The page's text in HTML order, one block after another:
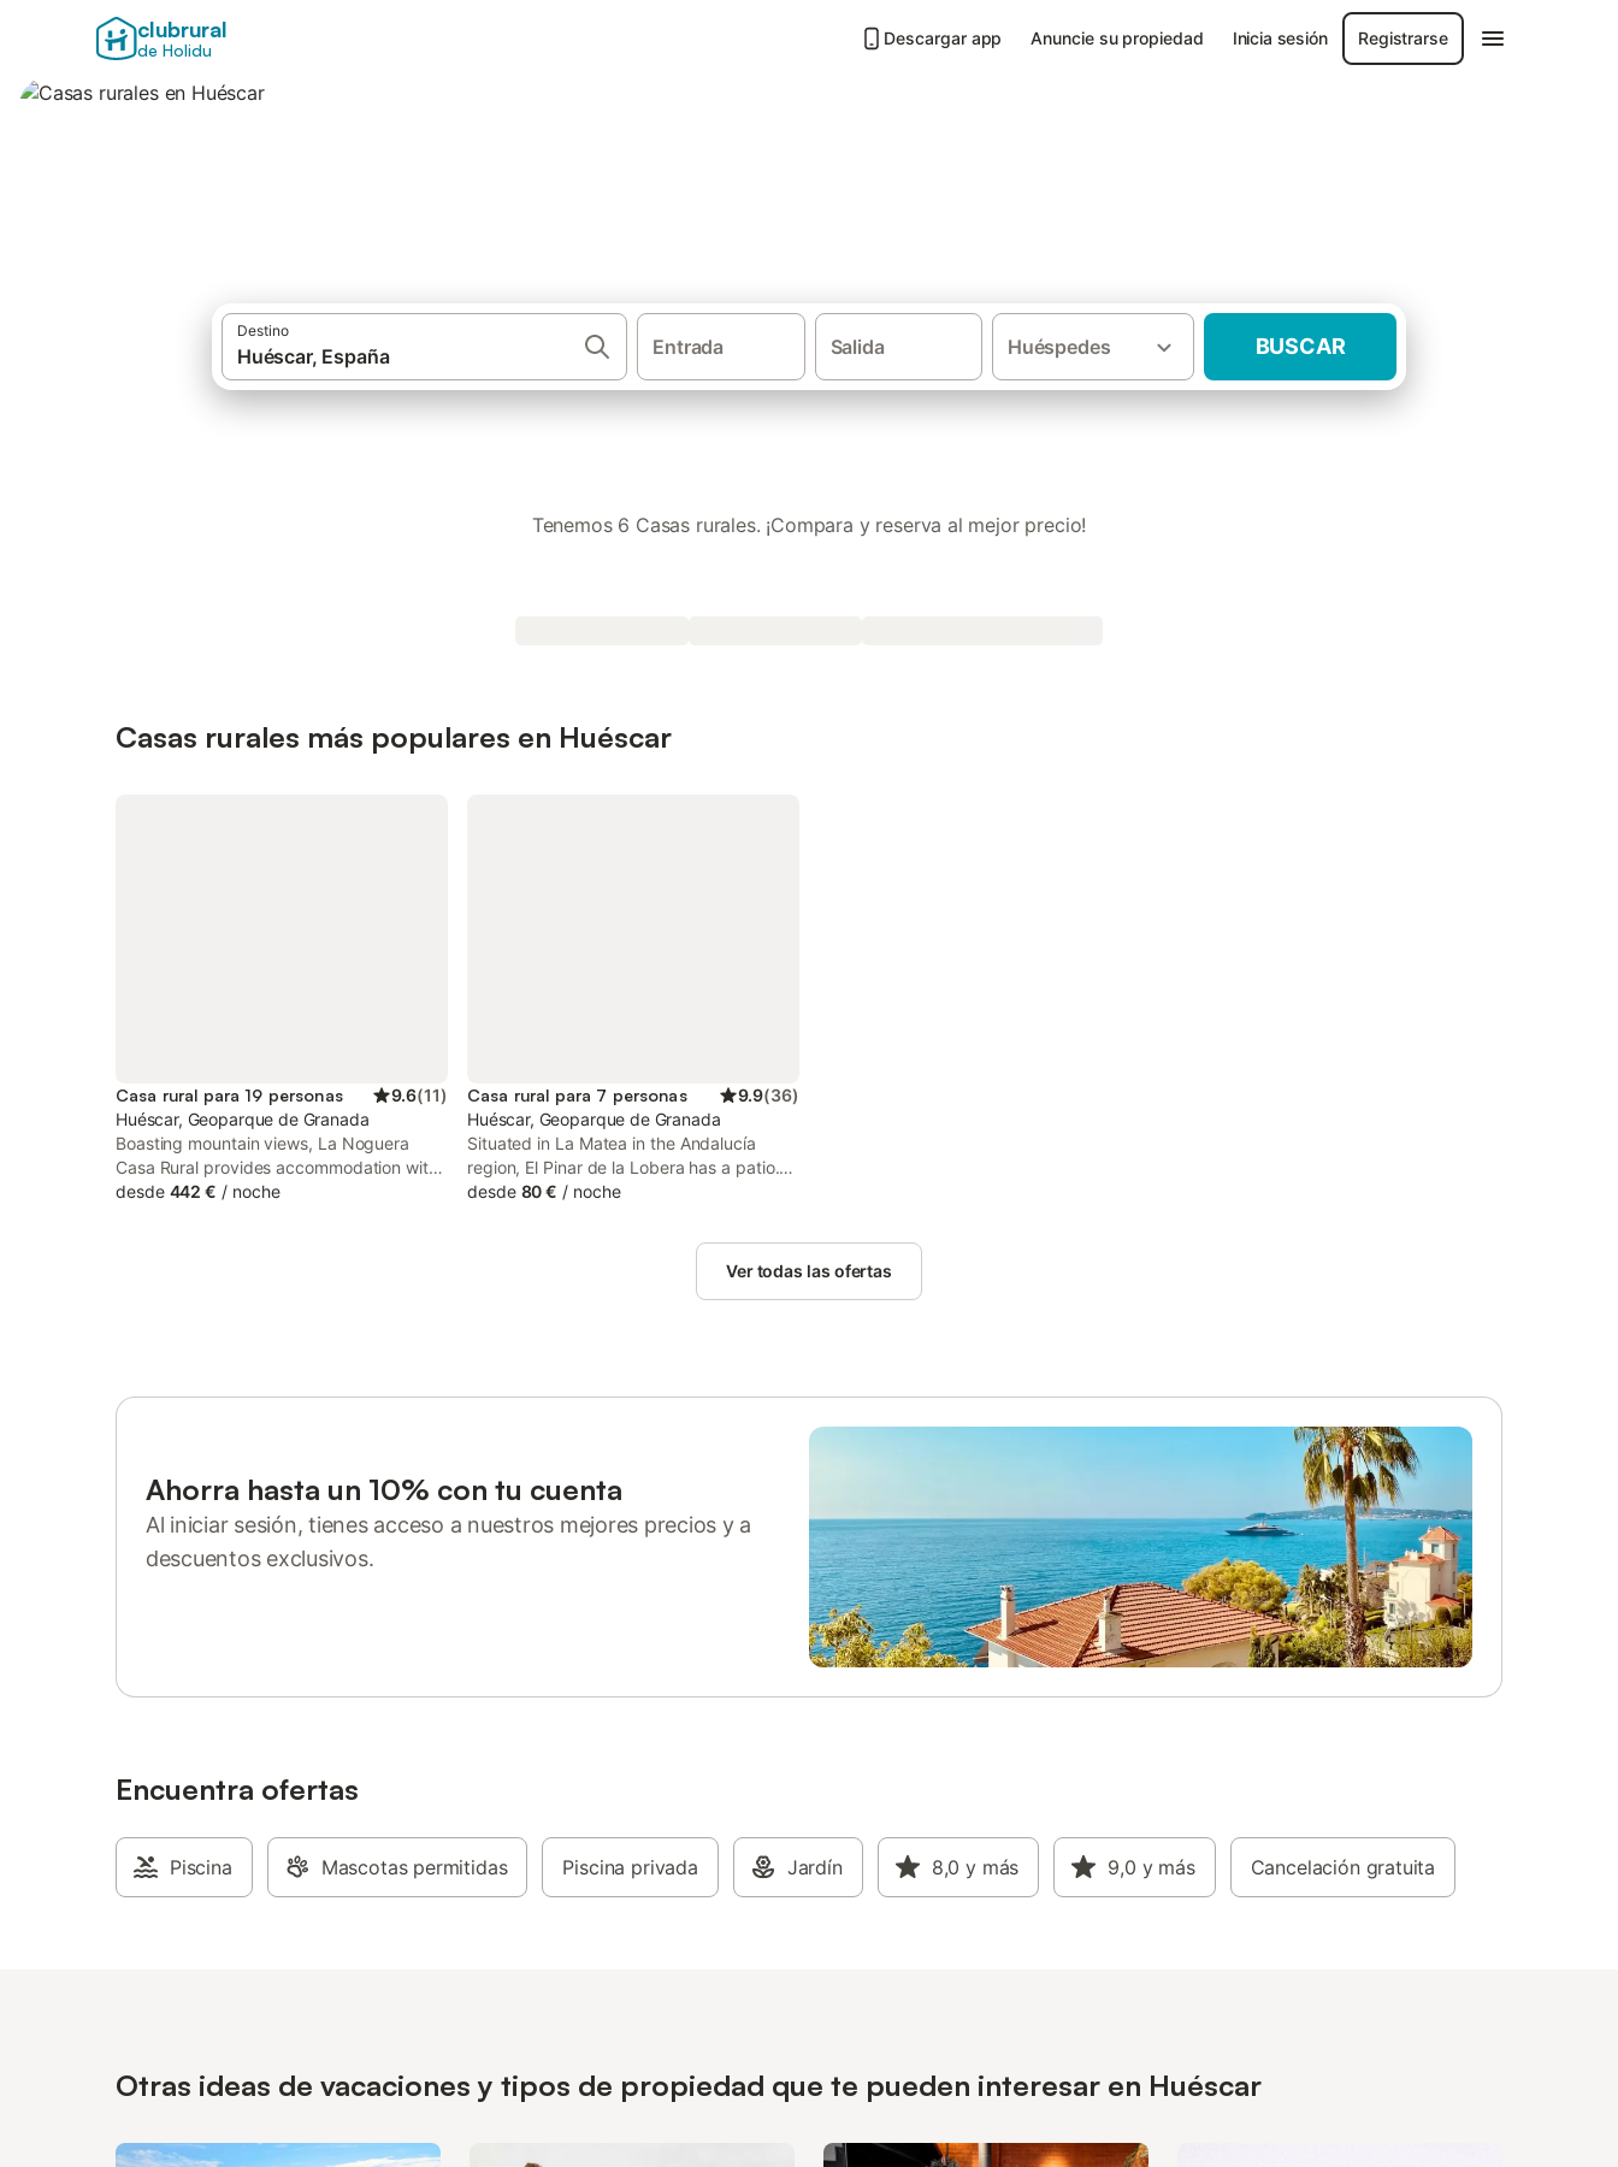
clubrural
de Holidu
Descargar app Anuncie su propiedad Inicia sesión Registrarse
Destino
Entrada Salida Huéspedes BUSCAR
Tenemos 6 Casas rurales. ¡Compara y reserva al mejor precio!
Casas rurales más populares en Huéscar
Casa rural para 19 personas 9.6(11)
Huéscar, Geoparque de Granada
Boasting mountain views, La Noguera
Casa Rural provides accommodation with
a seasonal outdoor swimming pool and a
desde 442 € / noche
Casa rural para 7 personas 9.9(36)
Huéscar, Geoparque de Granada
Situated in La Matea in the Andalucía
region, El Pinar de la Lobera has a patio.
This property offers access to a terrace
desde 80 € / noche
Ver todas las ofertas
Ahorra hasta un 10% con tu cuenta
Al iniciar sesión, tienes acceso a nuestros mejores precios y a
descuentos exclusivos.
Encuentra ofertas
Piscina Mascotas permitidas Piscina privada Jardín 8,0 y más 9,0 y más Cancelación gratuita
Otras ideas de vacaciones y tipos de propiedad que te pueden interesar en Huéscar